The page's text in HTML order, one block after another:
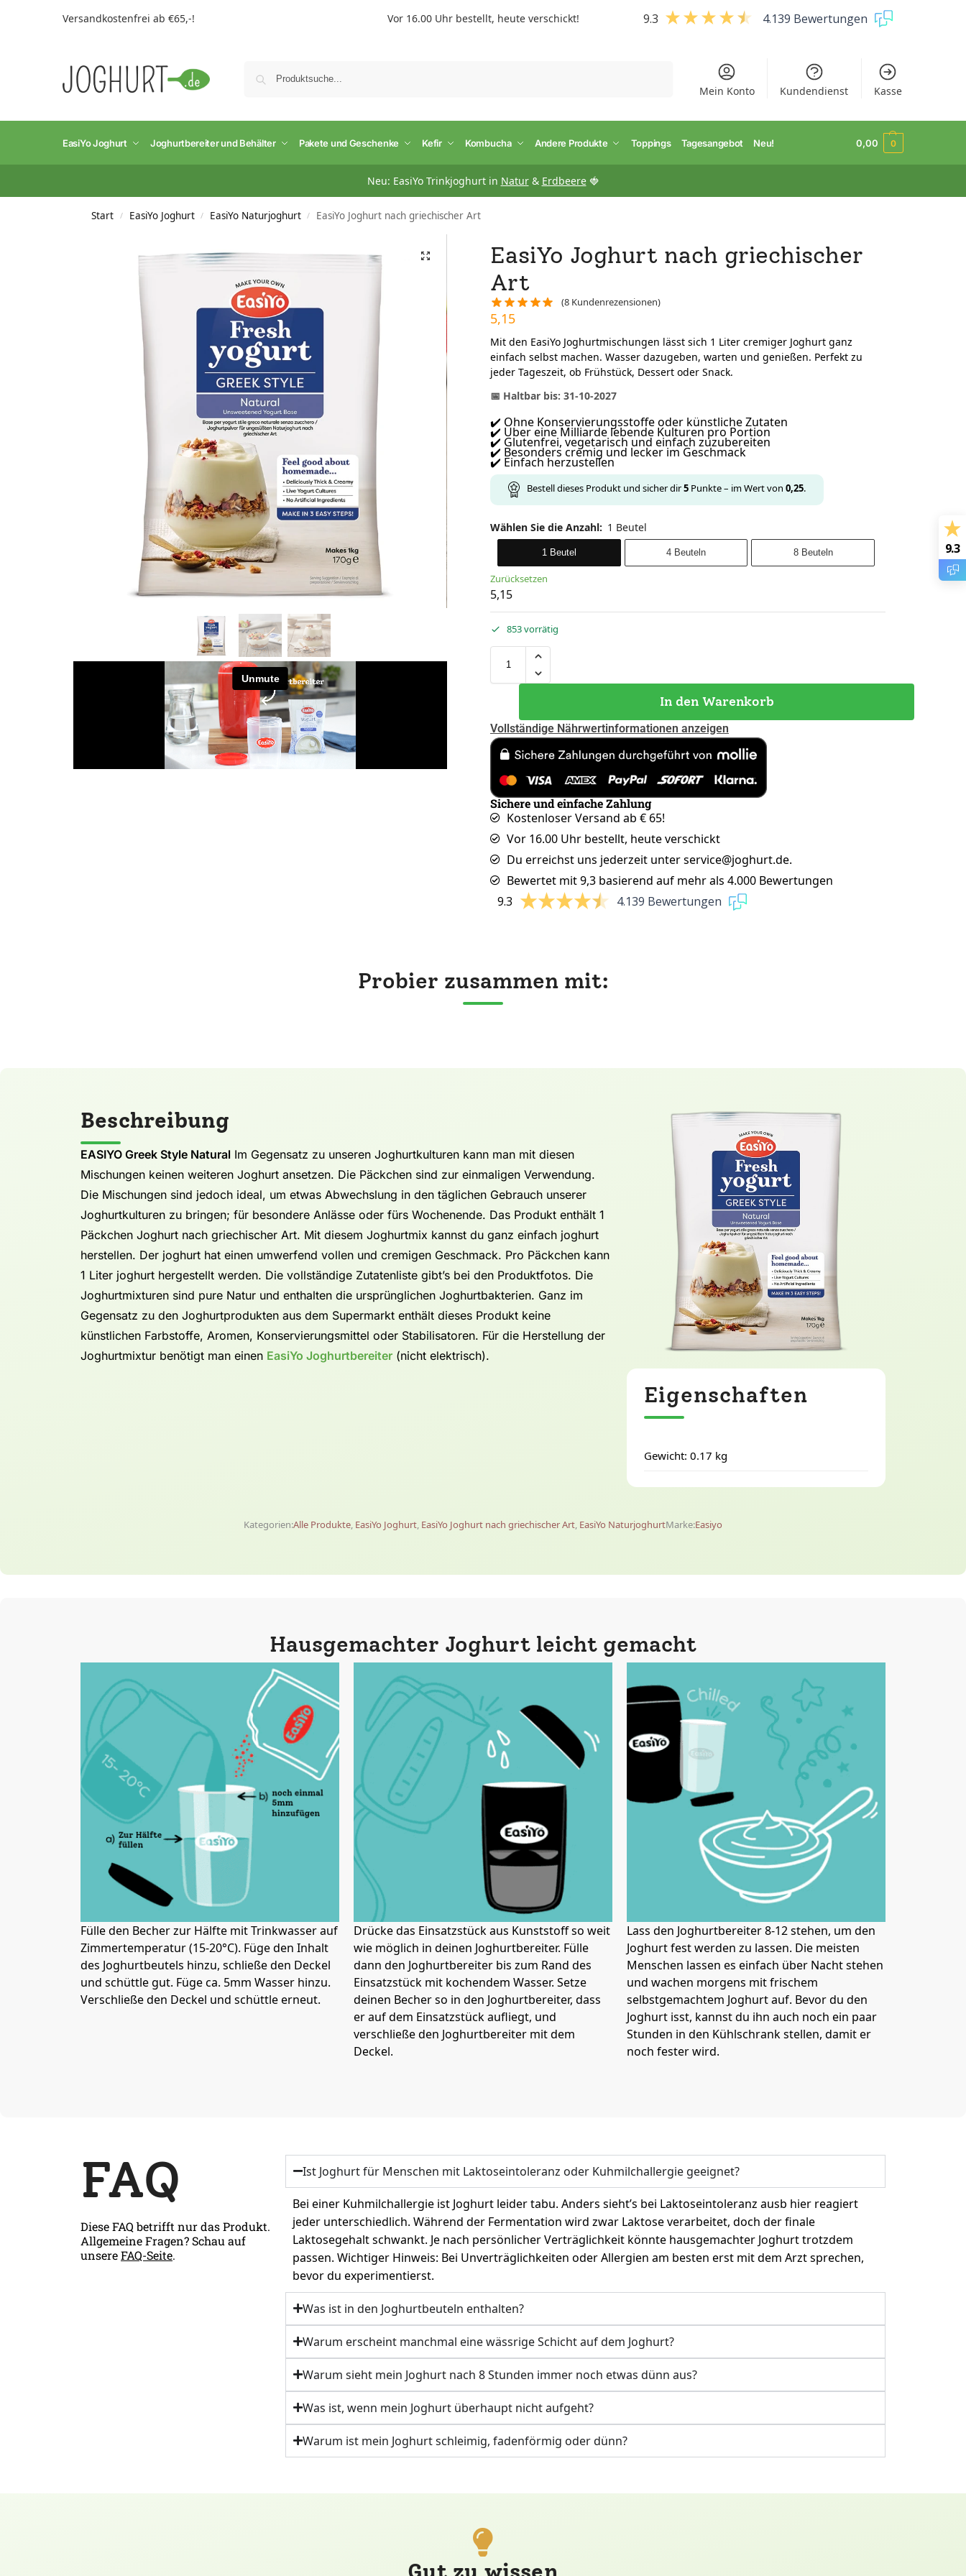
Versandkostenfrei ab €65,-! Vor 16.00 Uhr bestellt, heute verschickt! 9.3 4.139 Bewertungen
Mein Konto Kundendienst Kasse
EasiYo Joghurt Joghurtbereiter und Behälter Pakete und Geschenke Kefir Kombucha Andere Produkte Toppings Tagesangebot Neu! 0,00 0
Neu: EasiYo Trinkjoghurt in Natur& Erdbeere🍓
Start / EasiYo Joghurt / EasiYo Naturjoghurt / EasiYo Joghurt nach griechischer Art
EasiYo Joghurt nach griechischer
Art
(8 Kundenrezensionen)
5,15
Mit den EasiYo Joghurtmischungen lässt sich 1 Liter cremiger Joghurt ganz
einfach selbst machen. Wasser dazugeben, warten und genießen. Perfekt zu
jeder Tageszeit, ob Frühstück, Dessert oder Snack.
📅 Haltbar bis: 31-10-2027
✔️ Ohne Konservierungsstoffe oder künstliche Zutaten
✔️ Über eine Milliarde lebende Kulturen pro Portion
✔️ Glutenfrei, vegetarisch und einfach zuzubereiten
✔️ Besonders cremig und lecker im Geschmack
✔️ Einfach herzustellen
Bestell dieses Produkt und sicher dir5 Punkte – im Wert von 0,25.
Wählen Sie die Anzahl: 1 Beutel
1 Beutel 4 Beuteln 8 Beuteln
Zurücksetzen
5,15
853 vorrätig
In den Warenkorb
Vollständige Nährwertinformationen anzeigen
Sichere und einfache Zahlung
Kostenloser Versand ab € 65!
Vor 16.00 Uhr bestellt, heute verschickt
Du erreichst uns jederzeit unter service@joghurt.de.
Bewertet mit 9,3 basierend auf mehr als 4.000 Bewertungen
9.3
4.139 Bewertungen
Probier zusammen mit:
Beschreibung
EASIYO Greek Style Natural Im Gegensatz zu unseren Joghurtkulturen kann man mit diesen
Mischungen keinen weiteren Joghurt ansetzen. Die Päckchen sind zur einmaligen Verwendung.
Die Mischungen sind jedoch ideal, um etwas Abwechslung in den täglichen Gebrauch unserer
Joghurtkulturen zu bringen; für besondere Anlässe oder fürs Wochenende. Das Produkt enthält 1
Päckchen Joghurt nach griechischer Art. Mit diesem Joghurtmix kannst du ganz einfach joghurt
herstellen. Der joghurt hat einen umwerfend vollen und cremigen Geschmack. Pro Päckchen kann
1 Liter joghurt hergestellt werden. Die vollständige Zutatenliste gibt’s bei den Produktfotos. Die
Joghurtmixturen sind pure Natur und enthalten die ursprünglichen Joghurtbakterien. Ganz im
Gegensatz zu den Joghurtprodukten aus dem Supermarkt enthält dieses Produkt keine
künstlichen Farbstoffe, Aromen, Konservierungsmittel oder Stabilisatoren. Für die Herstellung der
Joghurtmixtur benötigt man einen EasiYo Joghurtbereiter (nicht elektrisch).
Eigenschaften
Gewicht: 0.17 kg
Kategorien:Alle Produkte EasiYo Joghurt EasiYo Joghurt nach griechischer Art EasiYo NaturjoghurtMarke:Easiyo
Hausgemachter Joghurt leicht gemacht
Fülle den Becher zur Hälfte mit Trinkwasser auf
Zimmertemperatur (15-20°C). Füge den Inhalt
des Joghurtbeutels hinzu, schließe den Deckel
und schüttle gut. Füge ca. 5mm Wasser hinzu.
Verschließe den Deckel und schüttle erneut.
Drücke das Einsatzstück aus Kunststoff so weit
wie möglich in deinen Joghurtbereiter. Fülle
dann den Joghurtbereiter bis zum Rand des
Einsatzstück mit kochendem Wasser. Setze
deinen Becher so in den Joghurtbereiter, dass
er auf dem Einsatzstück aufliegt, und
verschließe den Joghurtbereiter mit dem
Deckel.
Lass den Joghurtbereiter 8-12 stehen, um den
Joghurt fest werden zu lassen. Die meisten
Menschen lassen es einfach über Nacht stehen
und wachen morgens mit frischem
selbstgemachtem Joghurt auf. Bevor du den
Joghurt isst, kannst du ihn auch noch ein paar
Stunden in den Kühlschrank stellen, damit er
noch fester wird.
FAQ
Diese FAQ betrifft nur das Produkt.
Allgemeine Fragen? Schau auf
unsereFAQ-Seite.
Ist Joghurt für Menschen mit Laktoseintoleranz oder Kuhmilchallergie geeignet?
Bei einer Kuhmilchallergie ist Joghurt leider tabu. Anders sieht’s bei Laktoseintoleranz ausb hier reagiert
jeder unterschiedlich. Während der Fermentation wird zwar Laktose verarbeitet, doch der finale
Laktosegehalt schwankt. Je nach persönlicher Verträglichkeit könnte hausgemachter Joghurt trotzdem
passen. Wichtiger Hinweis: Bei Unverträglichkeiten oder Allergien am besten erst mit dem Arzt sprechen,
bevor du experimentierst.
Was ist in den Joghurtbeuteln enthalten?
Warum erscheint manchmal eine wässrige Schicht auf dem Joghurt?
Warum sieht mein Joghurt nach 8 Stunden immer noch etwas dünn aus?
Was ist, wenn mein Joghurt überhaupt nicht aufgeht?
Warum ist mein Joghurt schleimig, fadenförmig oder dünn?
9.3